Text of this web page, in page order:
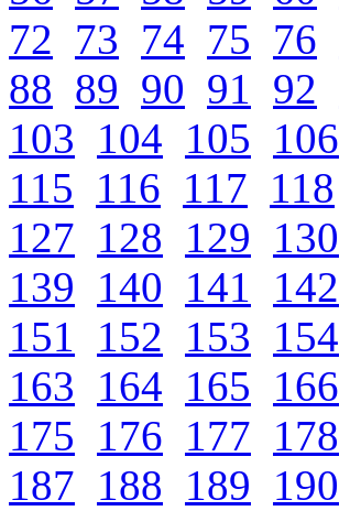
72 73 74 75 76
88 89 90 91 92
103 104 105 106
115 116 117 118
127 128 129 130
139 140 141 142
151
152 153 154
163 164 165 166
175 176 177 178
187 188 189 190